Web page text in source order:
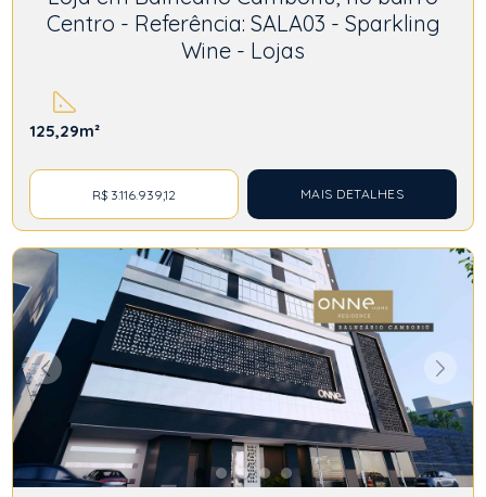
Centro - Referência: SALA03 - Sparkling
Wine - Lojas
125,29m²
R$ 3.116.939,12 MAIS DETALHES